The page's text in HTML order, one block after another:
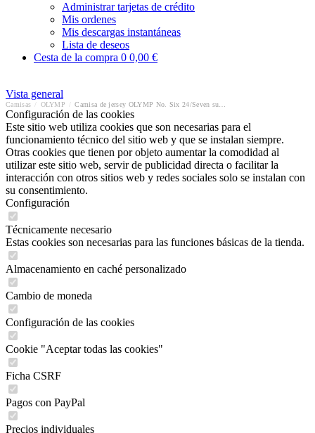
Administrar tarjetas de crédito
Mis ordenes
Mis descargas instantáneas
Lista de deseos
Cesta de la compra 0 0,00 €
Vista general
Camisas OLYMP
Configuración de las cookies
Este sitio web utiliza cookies que son necesarias para el
funcionamiento técnico del sitio web y que se instalan siempre.
Otras cookies que tienen por objeto aumentar la comodidad al
utilizar este sitio web, servir de publicidad directa o facilitar la
interacción con otros sitios web y redes sociales solo se instalan con
su consentimiento.
Configuración
Técnicamente necesario
Estas cookies son necesarias para las funciones básicas de la tienda.
Almacenamiento en caché personalizado
Cambio de moneda
Configuración de las cookies
Cookie "Aceptar todas las cookies"
Ficha CSRF
Pagos con PayPal
Precios individuales